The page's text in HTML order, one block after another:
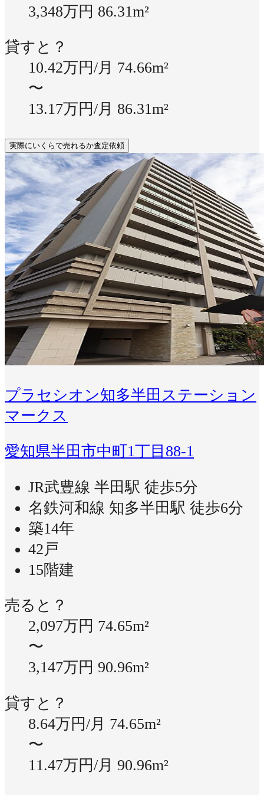
3,348万円 86.31m²
貸すと？
10.42万円/月 74.66m²
〜
13.17万円/月 86.31m²
実際にいくらで売れるか査定依頼
プラセシオン知多半田ステーション
マークス
愛知県半田市中町1丁目88-1
JR武豊線 半田駅 徒歩5分
名鉄河和線 知多半田駅 徒歩6分
築14年
42戸
15階建
売ると？
2,097万円 74.65m²
〜
3,147万円 90.96m²
貸すと？
8.64万円/月 74.65m²
〜
11.47万円/月 90.96m²